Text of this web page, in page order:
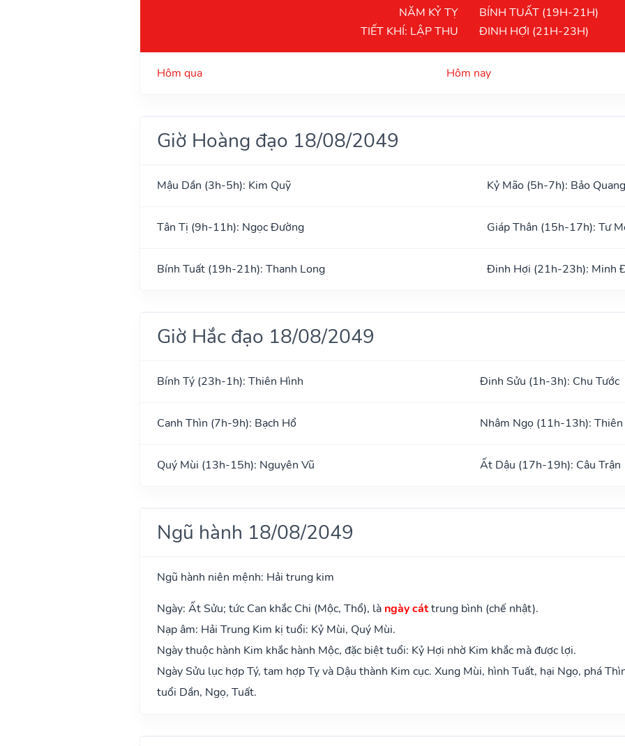
NĂM KỶ TỴ
TIẾT KHÍ: LẬP THU
BÍNH TUẤT (19H-21H)
ĐINH HỢI (21H-23H)
Hôm qua Hôm nay
Giờ Hoàng đạo 18/08/2049
Mậu Dần (3h-5h): Kim Quỹ Kỷ Mão (5h-7h): Bảo Quang
Tân Tị (9h-11h): Ngọc Đường Giáp Thân (15h-17h): Tư
Bính Tuất (19h-21h): Thanh Long Đinh Hợi (21h-23h): Minh
Giờ Hắc đạo 18/08/2049
Bính Tý (23h-1h): Thiên Hình Đinh Sửu (1h-3h): Chu Tước
Canh Thìn (7h-9h): Bạch Hổ Nhâm Ngọ (11h-13h): Thiên
Quý Mùi (13h-15h): Nguyên Vũ Ất Dậu (17h-19h): Câu Trận
Ngũ hành 18/08/2049
Ngũ hành niên mệnh: Hải trung kim
Ngày: Ất Sửu; tức Can khắc Chi (Mộc, Thổ), là ngày cáttrung bình (chế nhật).
Nạp âm: Hải Trung Kim kị tuổi: Kỷ Mùi, Quý Mùi.
Ngày thuộc hành Kim khắc hành Mộc, đặc biệt tuổi: Kỷ Hợi nhờ Kim khắc mà được lợi.
Ngày Sửu lục hợp Tý, tam hợp Tỵ và Dậu thành Kim cục. Xung Mùi, hình Tuất, hại Ngọ, phá
tuổi Dần, Ngọ, Tuất.